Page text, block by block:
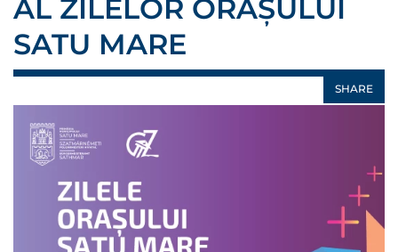
AL ZILELOR ORAȘULUI
SATU MARE
SHARE